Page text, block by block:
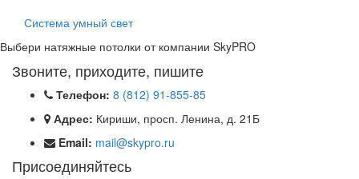
Система умный свет
Выбери натяжные потолки от компании SkyPRO
Звоните, приходите, пишите
Телефон: 8 (812) 91-855-85
Адрес: Кириши, просп. Ленина, д. 21Б
Email: mail@skypro.ru
Присоединяйтесь